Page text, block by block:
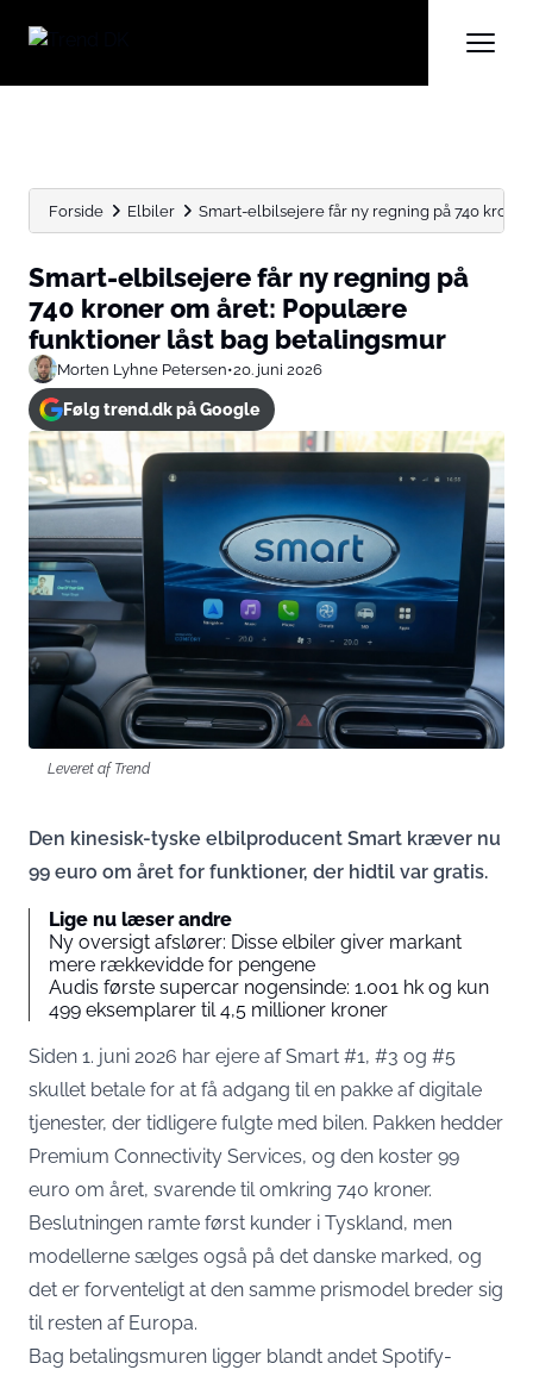
Forside Elbiler Smart-elbilsejere får ny regning på 740
Smart-elbilsejere får ny regning på
740 kroner om året: Populære
funktioner låst bag betalingsmur
Morten Lyhne Petersen•20. juni 2026
Følg trend.dk på Google
Leveret af Trend
Den kinesisk-tyske elbilproducent Smart kræver nu
99 euro om året for funktioner, der hidtil var gratis.
Lige nu læser andre
Ny oversigt afslører: Disse elbiler giver markant
mere rækkevidde for pengene
Audis første supercar nogensinde: 1.001 hk og kun
499 eksemplarer til 4,5 millioner kroner
Siden 1. juni 2026 har ejere af Smart #1, #3 og #5
skullet betale for at få adgang til en pakke af digitale
tjenester, der tidligere fulgte med bilen. Pakken hedder
Premium Connectivity Services, og den koster 99
euro om året, svarende til omkring 740 kroner.
Beslutningen ramte først kunder i Tyskland, men
modellerne sælges også på det danske marked, og
det er forventeligt at den samme prismodel breder sig
til resten af Europa.
Bag betalingsmuren ligger blandt andet Spotify-